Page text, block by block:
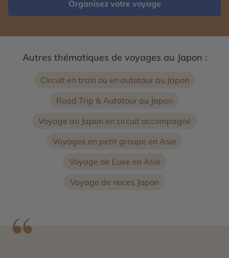
Organisez votre voyage
Autres thématiques de voyages au Japon :
Circuit en train ou en autotour au Japon
Road Trip & Autotour au Japon
Voyage au Japon en circuit accompagné
Voyages en petit groupe en Asie
Voyage de Luxe en Asie
Voyage de noces Japon